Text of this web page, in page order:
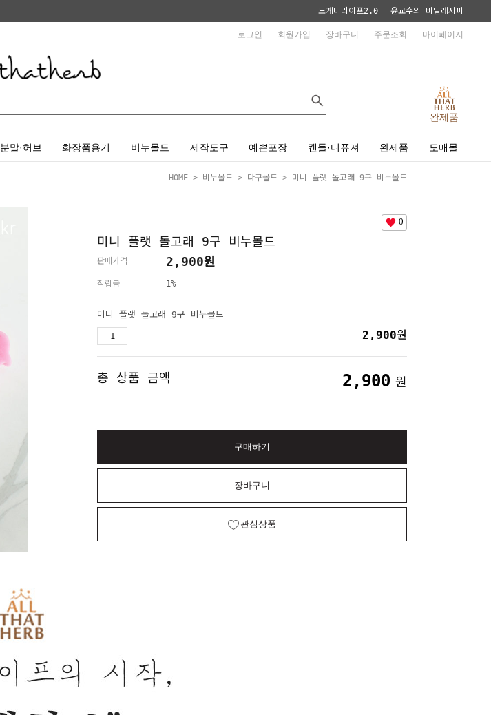
노케미라이프2.0 윤교수의 비밀레시피
로그인 회원가입 장바구니 주문조회 마이페이지
완제품
분말·허브 화장품용기 비누몰드 제작도구 예쁜포장 캔들·디퓨져 완제품 도매몰
HOME > 비누몰드 > 다구몰드 > 미니 플랫 돌고래 9구 비누몰드
0
미니 플랫 돌고래 9구 비누몰드
판매가격 2,900원
적립금 1%
미니 플랫 돌고래 9구 비누몰드
2,900원
총 상품 금액 2,900 원
구매하기
장바구니
관심상품